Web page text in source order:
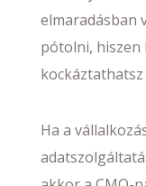
elmaradásban
pótolni, hiszen
kockáztathatsz
Ha a